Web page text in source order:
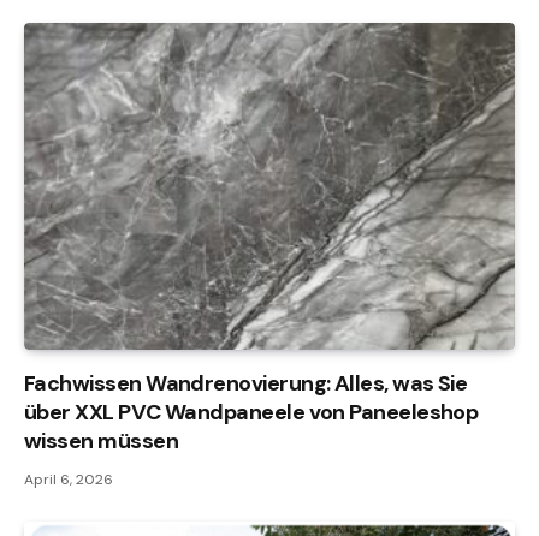
Fachwissen Wandrenovierung: Alles, was Sie
über XXL PVC Wandpaneele von Paneeleshop
wissen müssen
April 6, 2026